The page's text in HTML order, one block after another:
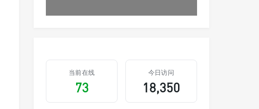
当前在线
73
今日访问
18,350